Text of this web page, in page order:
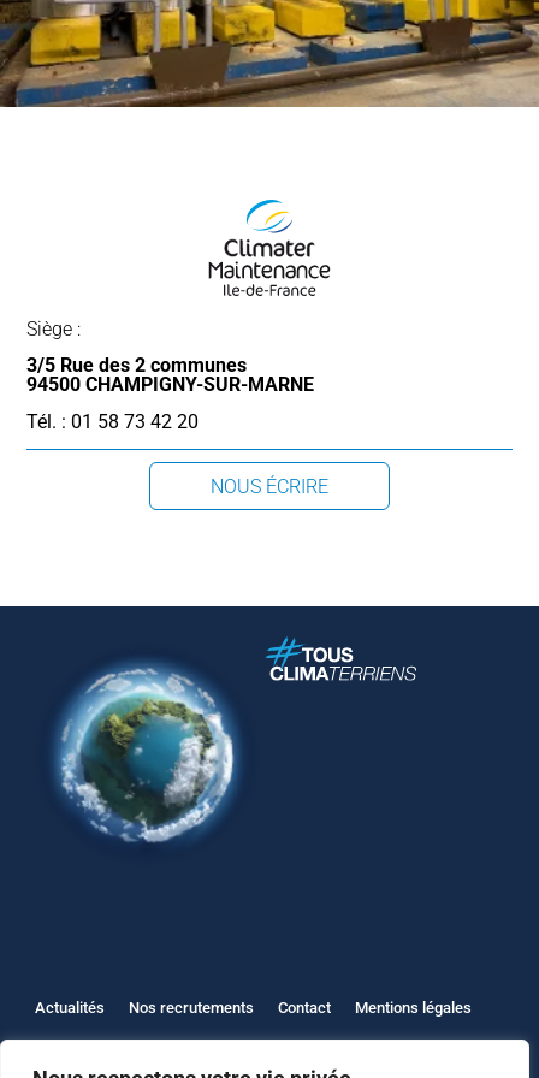
Siège :
3/5 Rue des 2 communes
94500 CHAMPIGNY-SUR-MARNE
Tél. : 01 58 73 42 20
NOUS ÉCRIRE
Actualités Nos recrutements Contact Mentions légales